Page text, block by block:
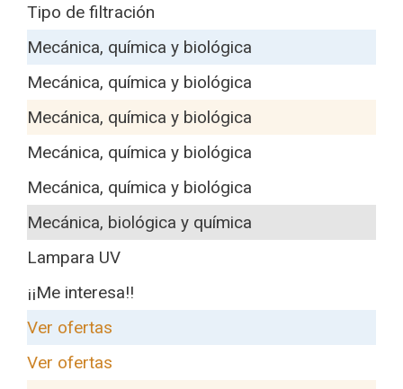
Tipo de filtración
Mecánica, química y biológica
Mecánica, química y biológica
Mecánica, química y biológica
Mecánica, química y biológica
Mecánica, química y biológica
Mecánica, biológica y química
Lampara UV
¡¡Me interesa!!
Ver ofertas
Ver ofertas